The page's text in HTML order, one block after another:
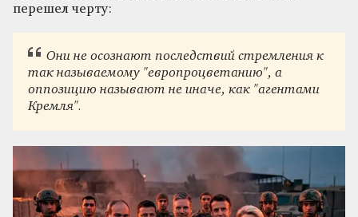
перешел черту:
Они не осознают последствий стремления к
так называемому "европроцветанию", а
оппозицию называют не иначе, как "агентами
Кремля".